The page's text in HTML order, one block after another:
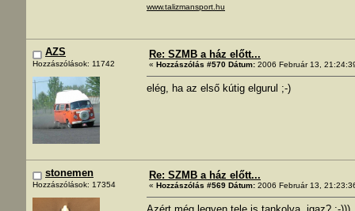
www.talizmansport.hu
AZS
Hozzászólások: 11742
Re: SZMB a ház előtt...
« Hozzászólás #570 Dátum: 2006 Február 13,
elég, ha az első kútig elgurul ;-)
stonemen
Hozzászólások: 17354
Re: SZMB a ház előtt...
« Hozzászólás #569 Dátum: 2006 Február 13,